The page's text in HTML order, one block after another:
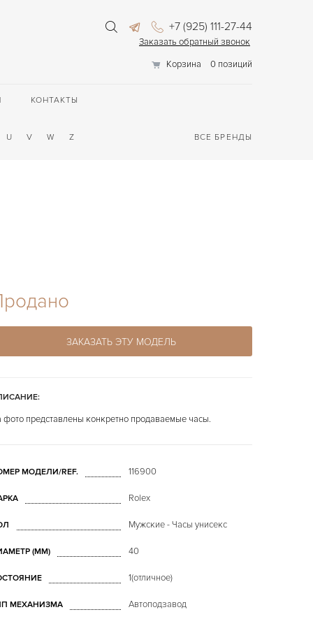
+7 (925) 111-27-44
Заказать обратный звонок
Корзина
0 позиций
КОНТАКТЫ
U V W Z ВСЕ БРЕНДЫ
ЗАКАЗАТЬ ЭТУ МОДЕЛЬ
фото представлены конкретно продаваемые часы.
МОДЕЛИ/REF. 116900
Rolex
Мужские - Часы унисекс
(MM) 40
1(отличное)
МЕХАНИЗМА Автоподзавод